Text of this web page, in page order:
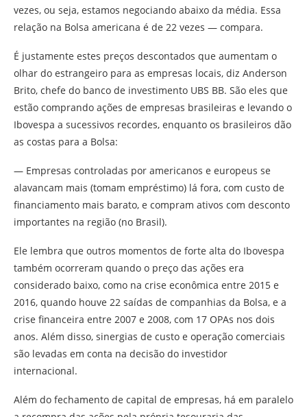
vezes, ou seja, estamos negociando abaixo da média. Essa
relação na Bolsa americana é de 22 vezes — compara.
É justamente estes preços descontados que aumentam o
olhar do estrangeiro para as empresas locais, diz Anderson
Brito, chefe do banco de investimento UBS BB. São eles que
estão comprando ações de empresas brasileiras e levando o
Ibovespa a sucessivos recordes, enquanto os brasileiros dão
as costas para a Bolsa:
— Empresas controladas por americanos e europeus se
alavancam mais (tomam empréstimo) lá fora, com custo de
financiamento mais barato, e compram ativos com desconto
importantes na região (no Brasil).
Ele lembra que outros momentos de forte alta do Ibovespa
também ocorreram quando o preço das ações era
considerado baixo, como na crise econômica entre 2015 e
2016, quando houve 22 saídas de companhias da Bolsa, e a
crise financeira entre 2007 e 2008, com 17 OPAs nos dois
anos. Além disso, sinergias de custo e operação comerciais
são levadas em conta na decisão do investidor
internacional.
Além do fechamento de capital de empresas, há em paralelo